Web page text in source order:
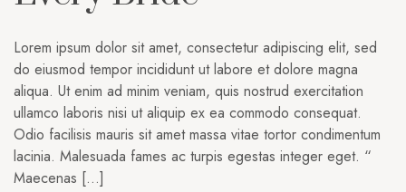
Lorem ipsum dolor sit amet, consectetur adipiscing elit, sed
do eiusmod tempor incididunt ut labore et dolore magna
aliqua. Ut enim ad minim veniam, quis nostrud exercitation
ullamco laboris nisi ut aliquip ex ea commodo consequat.
Odio facilisis mauris sit amet massa vitae tortor condimentum
lacinia. Malesuada fames ac turpis egestas integer eget. “
Maecenas […]